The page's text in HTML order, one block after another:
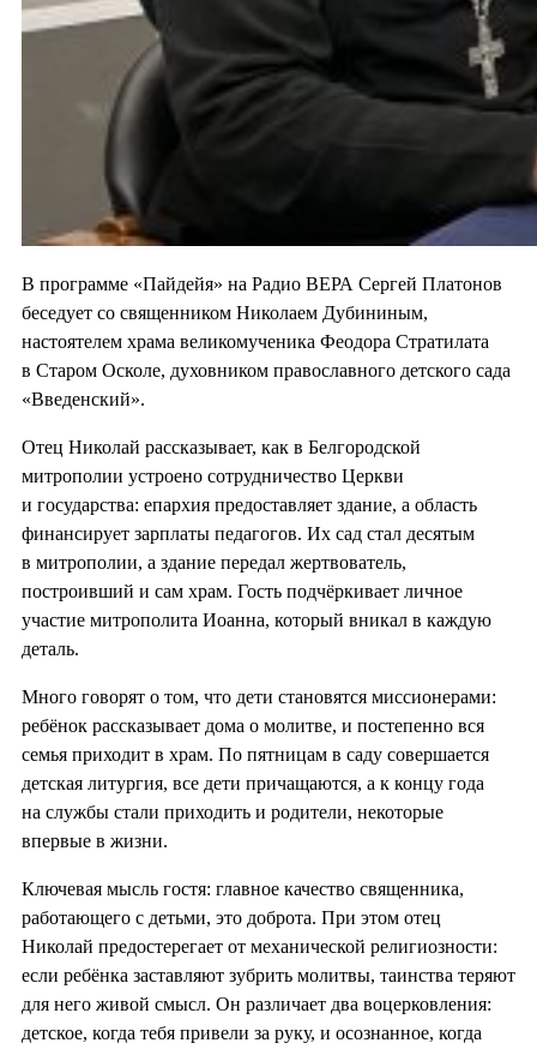
В программе «Пайдейя» на Радио ВЕРА Сергей Платонов
беседует со священником Николаем Дубининым,
настоятелем храма великомученика Феодора Стратилата
в Старом Осколе, духовником православного детского сада
«Введенский».
Отец Николай рассказывает, как в Белгородской
митрополии устроено сотрудничество Церкви
и государства: епархия предоставляет здание, а область
финансирует зарплаты педагогов. Их сад стал десятым
в митрополии, а здание передал жертвователь,
построивший и сам храм. Гость подчёркивает личное
участие митрополита Иоанна, который вникал в каждую
деталь.
Много говорят о том, что дети становятся миссионерами:
ребёнок рассказывает дома о молитве, и постепенно вся
семья приходит в храм. По пятницам в саду совершается
детская литургия, все дети причащаются, а к концу года
на службы стали приходить и родители, некоторые
впервые в жизни.
Ключевая мысль гостя: главное качество священника,
работающего с детьми, это доброта. При этом отец
Николай предостерегает от механической религиозности:
если ребёнка заставляют зубрить молитвы, таинства теряют
для него живой смысл. Он различает два воцерковления:
детское, когда тебя привели за руку, и осознанное, когда